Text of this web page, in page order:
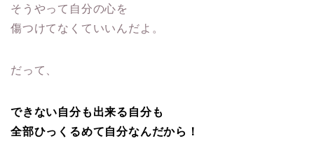
そうやって自分の心を
傷つけてなくていいんだよ。
だって、
できない自分も出来る自分も
全部ひっくるめて自分なんだから！